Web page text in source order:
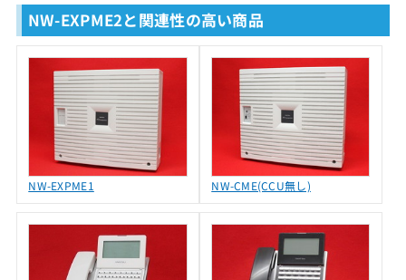
NW-EXPME2と関連性の高い商品
NW-EXPME1 NW-CME(CCU無し)